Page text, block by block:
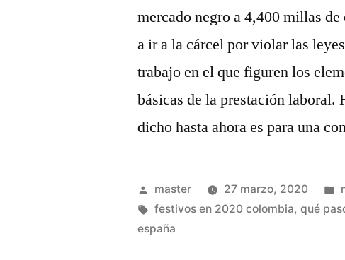
mercado negro a 4,400 millas
a ir a la cárcel por violar las
trabajo en el que figuren los
básicas de la prestación laboral.
dicho hasta ahora es para una
Publicado
por
master 27 marzo, 2020
Etiquetas:
festivos en 2020 colombia,qué
españa